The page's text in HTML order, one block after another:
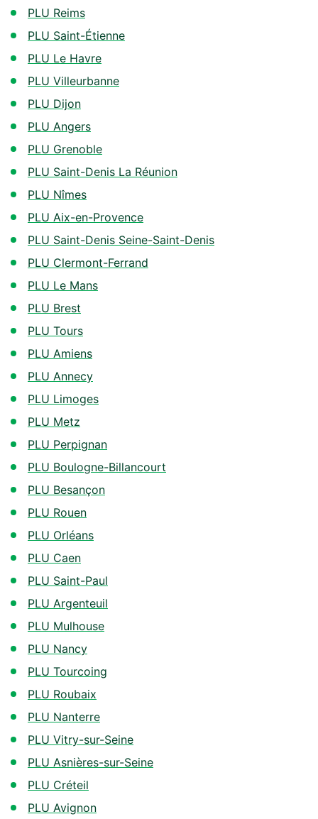
PLU Reims
PLU Saint-Étienne
PLU Le Havre
PLU Villeurbanne
PLU Dijon
PLU Angers
PLU Grenoble
PLU Saint-Denis La Réunion
PLU Nîmes
PLU Aix-en-Provence
PLU Saint-Denis Seine-Saint-Denis
PLU Clermont-Ferrand
PLU Le Mans
PLU Brest
PLU Tours
PLU Amiens
PLU Annecy
PLU Limoges
PLU Metz
PLU Perpignan
PLU Boulogne-Billancourt
PLU Besançon
PLU Rouen
PLU Orléans
PLU Caen
PLU Saint-Paul
PLU Argenteuil
PLU Mulhouse
PLU Nancy
PLU Tourcoing
PLU Roubaix
PLU Nanterre
PLU Vitry-sur-Seine
PLU Asnières-sur-Seine
PLU Créteil
PLU Avignon